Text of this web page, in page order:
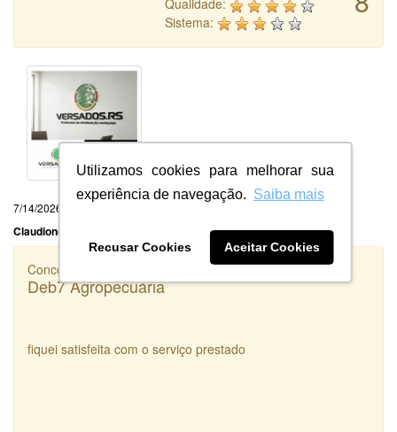
Utilizamos cookies para melhorar sua
experiência de navegação. Saiba mais
Recusar Cookies Aceitar Cookies
Qualidade:
Sistema:
7/14/2026
Claudionor Ventura Oliveira Ltda
Concorrência
Deb7 Agropecuária
fiquei satisfeita com o serviço prestado